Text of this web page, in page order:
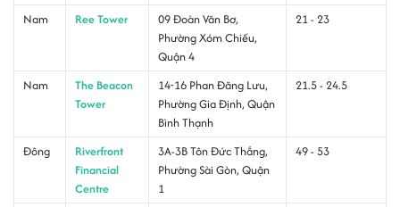
Nam Ree Tower
09 Đoàn Văn Bơ,
Phường Xóm Chiếu,
Quận 4
21 - 23
Nam
The Beacon
Tower
14-16 Phan Đăng Lưu,
Phường Gia Định, Quận
Bình Thạnh
21.5 - 24.5
Đông
Riverfront
Financial
Centre
3A-3B Tôn Đức Thắng,
Phường Sài Gòn, Quận
1
49 - 53